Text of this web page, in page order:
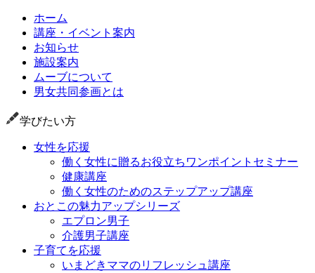
ホーム
講座・イベント案内
お知らせ
施設案内
ムーブについて
男女共同参画とは
学びたい方
女性を応援
働く女性に贈るお役立ちワンポイントセミナー
健康講座
働く女性のためのステップアップ講座
おとこの魅力アップシリーズ
エプロン男子
介護男子講座
子育てを応援
いまどきママのリフレッシュ講座